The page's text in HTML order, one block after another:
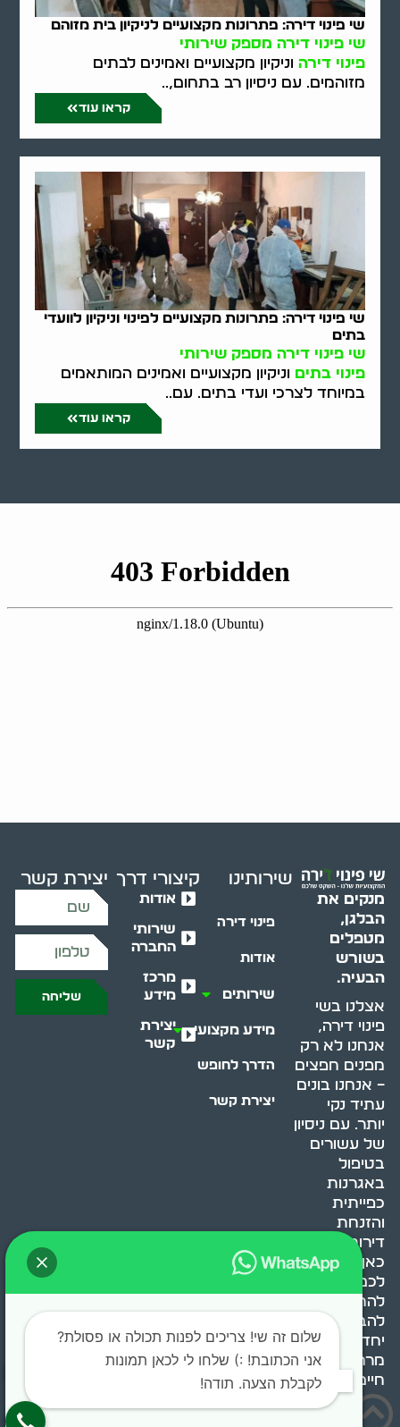
שי פינוי דירה: פתרונות מקצועיים לניקיון בית מזוהם
שי פינוי דירה מספק שירותי
פינוי דירה וניקיון מקצועיים ואמינים לבתים
מזוהמים. עם ניסיון רב בתחום,..
קראו עוד
שי פינוי דירה: פתרונות מקצועיים לפינוי וניקיון לוועדי
בתים
שי פינוי דירה מספק שירותי
פינוי בתים וניקיון מקצועיים ואמינים המותאמים
במיוחד לצרכי ועדי בתים. עם..
קראו עוד
מנקים את
הבלגן,
מטפלים
בשורש
הבעיה.
אצלנו בשי
פינוי דירה,
אנחנו לא רק
מפנים חפצים
– אנחנו בונים
עתיד נקי
יותר. עם ניסיון
של עשורים
בטיפול
באגרנות
כפייתית
והזנחת
דירות, אנחנו
כאן כדי לעזור
לכם
להתמודד,
להבין ולשנות.
יחד, ניצור
מרחב
חיים בריא ומאוזן.
שירותינו
פינוי דירה
אודות
שירותים
מידע מקצועי
הדרך לחופש
יצירת קשר
קיצורי דרך
אודות
שירותי
החברה
מרכז
מידע
יצירת
קשר
יצירת קשר
שליחה
שלום זה שי! צריכים לפנות תכולה או פסולת?
אני הכתובת! :) שלחו לי לכאן תמונות
לקבלת הצעה. תודה!